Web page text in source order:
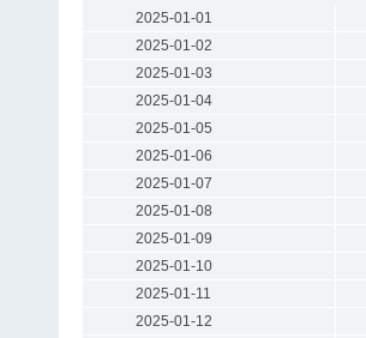
2025-01-01
2025-01-02
2025-01-03
2025-01-04
2025-01-05
2025-01-06
2025-01-07
2025-01-08
2025-01-09
2025-01-10
2025-01-11
2025-01-12